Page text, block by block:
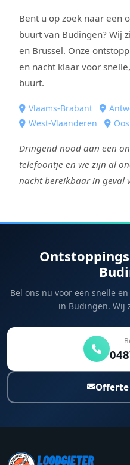
Bent u op zoek naar een
buurt van Budingen? Wij
en Brussel. Onze
en nacht klaar voor
buurt.
Vlaams-Brabant
West-Vlaanderen
Dringend nood aan een
telefoontje en we zijn al
nacht bereikbaar in geval
Bel ons nu voor een snelle
in Budingen. Wij